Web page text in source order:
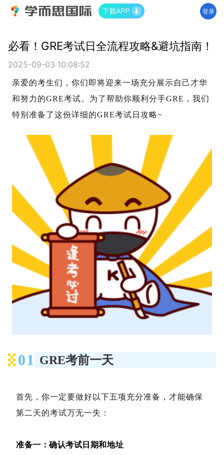
登录
必看！GRE考试日全流程攻略&避坑指南！
2025-09-03 10:08:52
亲爱的考生们，你们即将迎来一场充分展示自己才华
和努力的GRE考试。为了帮助你顺利分手GRE，我们
特别准备了这份详细的GRE考试日攻略~
01 GRE考前一天
首先，你一定要做好以下五项充分准备，才能确保
第二天的考试万无一失：
准备一：确认考试日期和地址